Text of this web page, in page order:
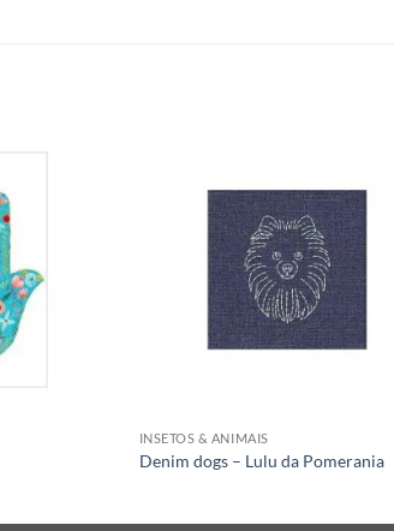
INSETOS & ANIMAIS
Denim dogs – Lulu da Pomerania